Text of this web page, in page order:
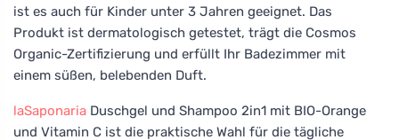
ist es auch für Kinder unter 3 Jahren geeignet. Das
Produkt ist dermatologisch getestet, trägt die Cosmos
Organic-Zertifizierung und erfüllt Ihr Badezimmer mit
einem süßen, belebenden Duft.
laSaponaria Duschgel und Shampoo 2in1 mit BIO-Orange
und Vitamin C ist die praktische Wahl für die tägliche